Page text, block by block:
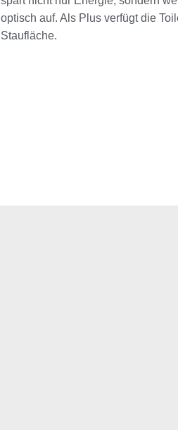
optisch auf. Als Plus verfügt die
Staufläche.